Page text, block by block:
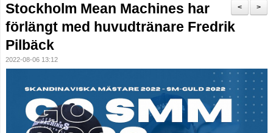
>
<
Stockholm Mean Machines har
förlängt med huvudtränare Fredrik
Pilbäck
2022-08-06 13:12